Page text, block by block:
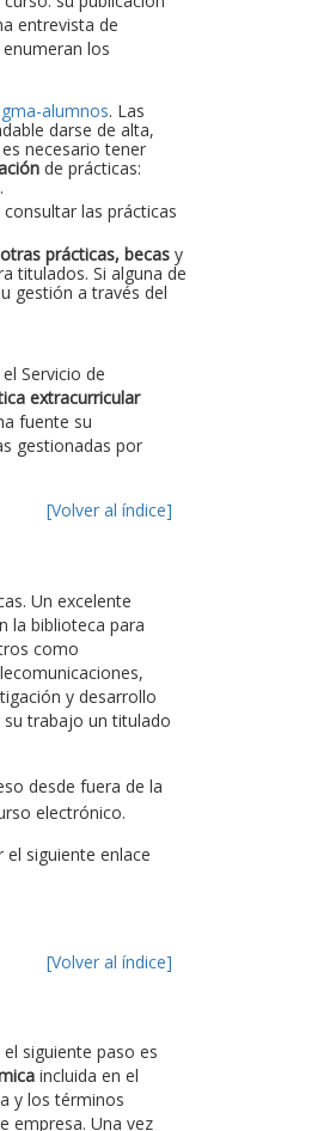
entrevista de
los
alumnos. Las
darse de alta,
necesario tener
de prácticas:
.
las prácticas
otras prácticas, becasy
titulados. Si alguna de
gestión a través del
Servicio de
extracurricular
fuente su
gestionadas por
[Volver al índice]
Un excelente
la biblioteca para
como
y desarrollo
trabajo un titulado
desde fuera de la
electrónico.
siguiente enlace
[Volver al índice]
siguiente paso es
incluida en el
y los términos
empresa. Una vez